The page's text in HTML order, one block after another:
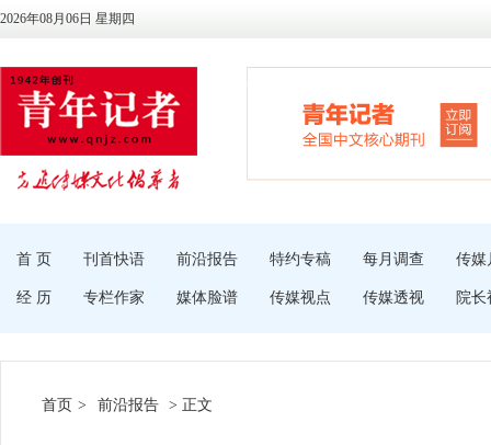
2026年08月06日 星期四
首 页 刊首快语 前沿报告 特约专稿 每月调查 传媒
经 历 专栏作家 媒体脸谱 传媒视点 传媒透视 院长
首页 > 前沿报告 > 正文